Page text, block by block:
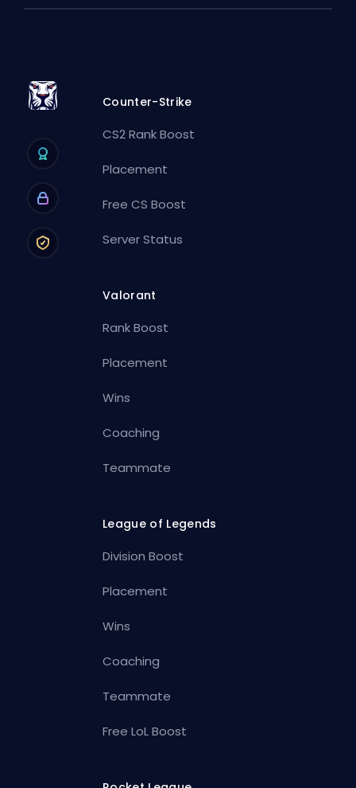
Counter-Strike
CS2 Rank Boost
Placement
Free CS Boost
Server Status
Valorant
Rank Boost
Placement
Wins
Coaching
Teammate
League of Legends
Division Boost
Placement
Wins
Coaching
Teammate
Free LoL Boost